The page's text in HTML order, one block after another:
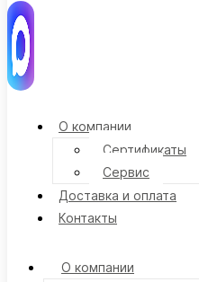
О компании
Сертификаты
Сервис
Доставка и оплата
Контакты
О компании